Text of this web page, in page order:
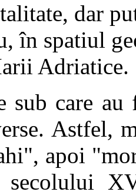
dar
în spatiul
Adriatice.
sub care au
Astfel,
apoi
secolului